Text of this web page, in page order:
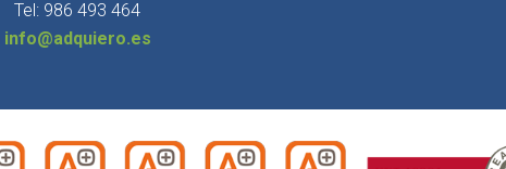
Tel: 986 493 464
info@adquiero.es